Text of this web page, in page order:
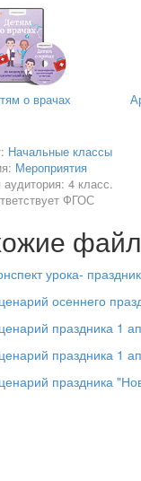
в принято
красок, вкуса,
не только
лекарством.
в день – и
нам советуют доктора
:
о врачах
Начальные классы
Мероприятия
4 класс.
ФГОС
урока-
осеннего
праздника 1
праздника 1
праздника